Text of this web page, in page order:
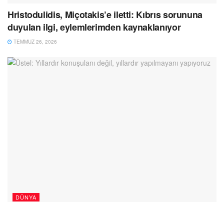
Hristodulidis, Miçotakis’e iletti: Kıbrıs sorununa
duyulan ilgi, eylemlerimden kaynaklanıyor
TEMMUZ 26, 2026
DÜNYA